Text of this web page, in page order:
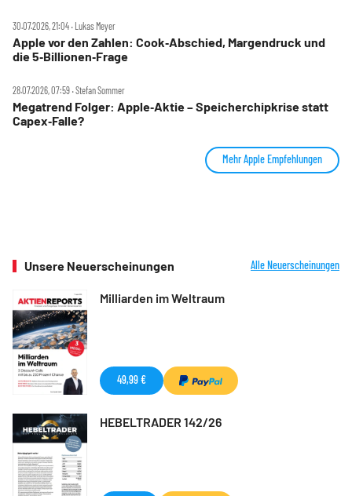
30.07.2026, 21:04 ‧ Lukas Meyer
Apple vor den Zahlen: Cook‑Abschied, Margendruck und
die 5‑Billionen‑Frage
28.07.2026, 07:59 ‧ Stefan Sommer
Megatrend Folger: Apple‑Aktie – Speicherchipkrise statt
Capex‑Falle?
Mehr Apple Empfehlungen
Unsere Neuerscheinungen Alle Neuerscheinungen
Milliarden im Weltraum
49,99 €
HEBELTRADER 142/26